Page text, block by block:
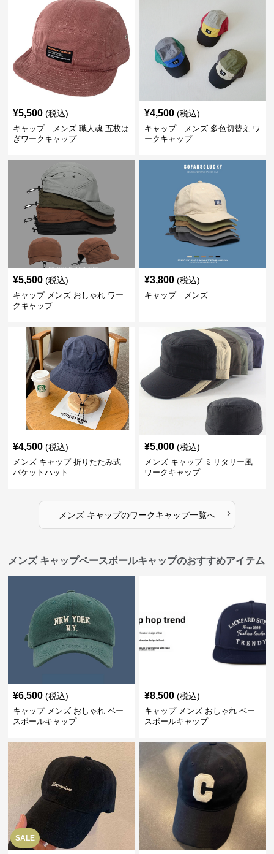
¥5,500 (税込)
キャップ メンズ 職人魂 五枚は
ぎワークキャップ
¥4,500 (税込)
キャップ メンズ 多色切替え ワ
ークキャップ
¥5,500 (税込)
キャップ メンズ おしゃれ ワー
クキャップ
¥3,800 (税込)
キャップ メンズ
¥4,500 (税込)
メンズ キャップ 折りたたみ式
バケットハット
¥5,000 (税込)
メンズ キャップ ミリタリー風
ワークキャップ
メンズ キャップのワークキャップ一覧へ ›
メンズ キャップベースボールキャップのおすすめアイテム
¥6,500 (税込)
キャップ メンズ おしゃれ ベー
スボールキャップ
¥8,500 (税込)
キャップ メンズ おしゃれ ベー
スボールキャップ
SALE